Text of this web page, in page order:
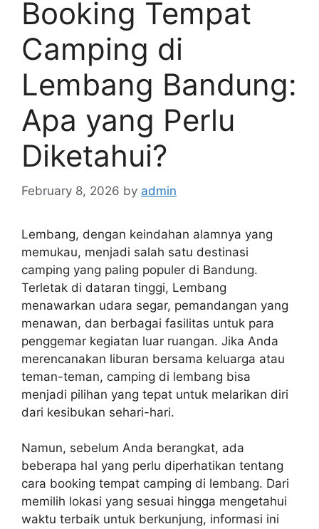
Booking Tempat
Camping di
Lembang Bandung:
Apa yang Perlu
Diketahui?
February 8, 2026 by admin
Lembang, dengan keindahan alamnya yang
memukau, menjadi salah satu destinasi
camping yang paling populer di Bandung.
Terletak di dataran tinggi, Lembang
menawarkan udara segar, pemandangan yang
menawan, dan berbagai fasilitas untuk para
penggemar kegiatan luar ruangan. Jika Anda
merencanakan liburan bersama keluarga atau
teman-teman, camping di lembang bisa
menjadi pilihan yang tepat untuk melarikan diri
dari kesibukan sehari-hari.
Namun, sebelum Anda berangkat, ada
beberapa hal yang perlu diperhatikan tentang
cara booking tempat camping di lembang. Dari
memilih lokasi yang sesuai hingga mengetahui
waktu terbaik untuk berkunjung, informasi ini